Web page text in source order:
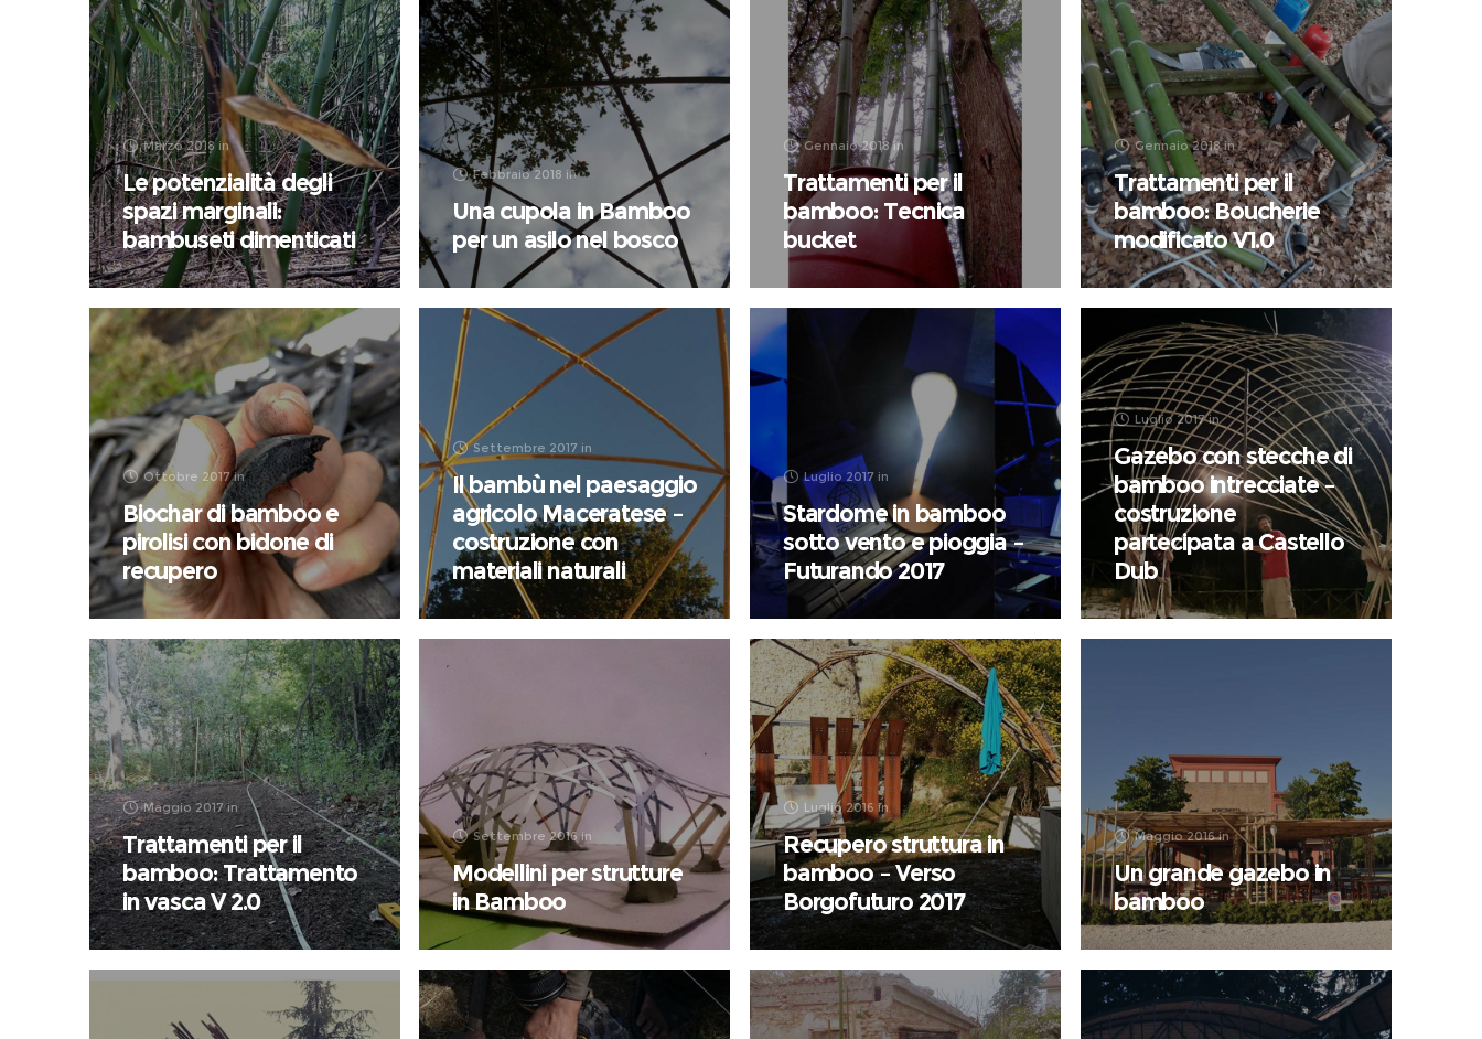
Marzo 2018 in
Le potenzialità degli
spazi marginali:
bambuseti dimenticati
Febbraio 2018 in
Una cupola in Bamboo
per un asilo nel bosco
Gennaio 2018 in
Trattamenti per il
bamboo: Tecnica
bucket
Gennaio 2018 in
Trattamenti per il
bamboo: Boucherie
modificato V1.0
Ottobre 2017 in
Biochar di bamboo e
pirolisi con bidone di
recupero
Settembre 2017 in
Il bambù nel paesaggio
agricolo Maceratese –
costruzione con
materiali naturali
Luglio 2017 in
Stardome in bamboo
sotto vento e pioggia –
Futurando 2017
Luglio 2017 in
Gazebo con stecche di
bamboo intrecciate –
costruzione
partecipata a Castello
Dub
Maggio 2017 in
Trattamenti per il
bamboo: Trattamento
in vasca V 2.0
Settembre 2016 in
Modellini per strutture
in Bamboo
Luglio 2016 in
Recupero struttura in
bamboo – Verso
Borgofuturo 2017
Maggio 2016 in
Un grande gazebo in
bamboo